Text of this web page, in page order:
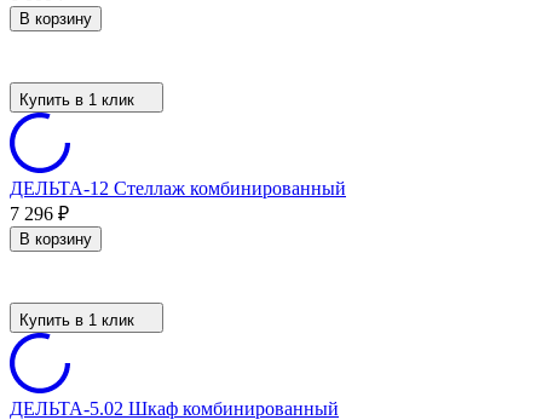
В корзину
Купить в 1 клик
ДЕЛЬТА-12 Стеллаж комбинированный
7 296 ₽
В корзину
Купить в 1 клик
ДЕЛЬТА-5.02 Шкаф комбинированный